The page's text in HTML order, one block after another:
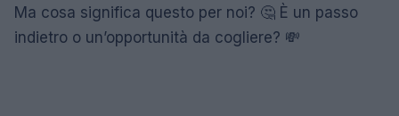
Ma cosa significa questo per noi? 🤔 È un passo
indietro o un’opportunità da cogliere? 💸